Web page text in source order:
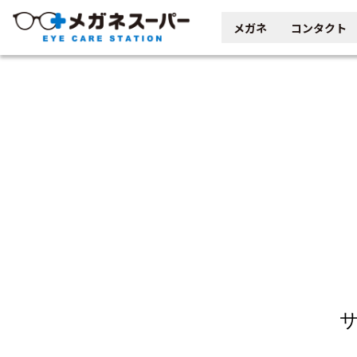
メガネ コンタクト